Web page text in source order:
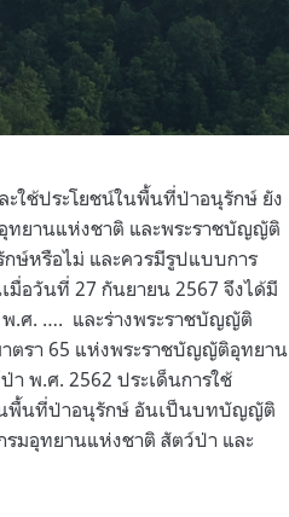
ะใช้ประโยชน์ในพื้นที่ป่าอนุรักษ์ ยัง
ทยานแห่งชาติ และพระราชบัญญัติ
ษ์หรือไม่ และควรมีรูปแบบการ
มื่อวันที่ 27 กันยายน 2567 จึงได้มี
.ศ. …. และร่างพระราชบัญญัติ
ตรา 65 แห่งพระราชบัญญัติอุทยาน
พ.ศ. 2562 ประเด็นการใช้
นพื้นที่ป่าอนุรักษ์ อันเป็นบทบัญญัติ
มอุทยานแห่งชาติ สัตว์ป่า และ